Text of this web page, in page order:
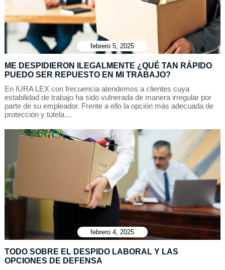
febrero 5, 2025
ME DESPIDIERON ILEGALMENTE ¿QUÉ TAN RÁPIDO
PUEDO SER REPUESTO EN MI TRABAJO?
En IURA LEX con frecuencia atendemos a clientes cuya
estabilidad de trabajo ha sido vulnerada de manera irregular por
parte de su empleador. Frente a ello la opción más adecuada de
protección y tutela…
febrero 4, 2025
TODO SOBRE EL DESPIDO LABORAL Y LAS
OPCIONES DE DEFENSA